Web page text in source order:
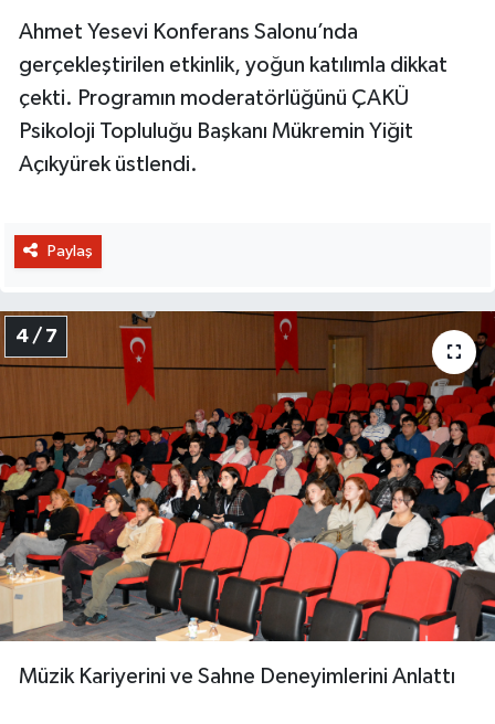
Ahmet Yesevi Konferans Salonu’nda
gerçekleştirilen etkinlik, yoğun katılımla dikkat
çekti. Programın moderatörlüğünü ÇAKÜ
Psikoloji Topluluğu Başkanı Mükremin Yiğit
Açıkyürek üstlendi.
Paylaş
4 / 7
Müzik Kariyerini ve Sahne Deneyimlerini Anlattı